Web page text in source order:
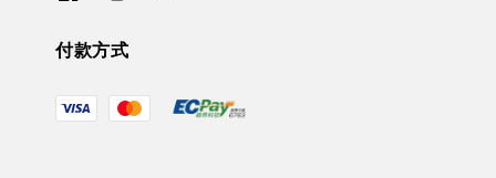
付款方式